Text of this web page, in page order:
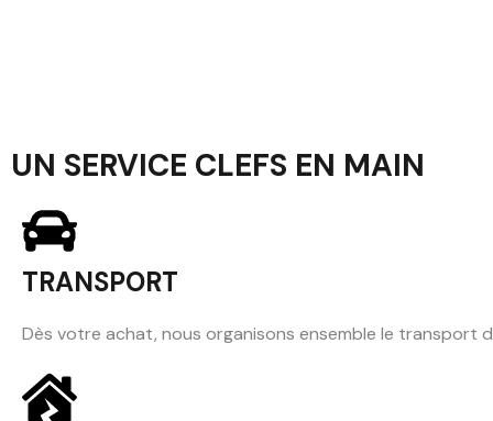
UN SERVICE CLEFS EN MAIN
TRANSPORT
Dès votre achat, nous organisons ensemble le transport